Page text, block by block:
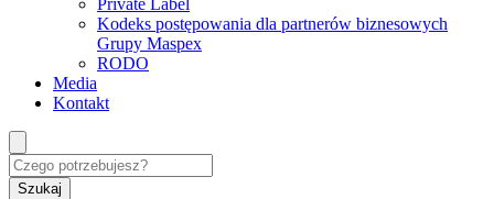
Private Label
Kodeks postępowania dla partnerów biznesowych
Grupy Maspex
RODO
Media
Kontakt
Szukaj